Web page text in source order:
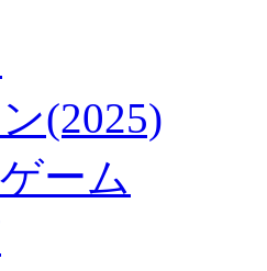
(2025)
ーム